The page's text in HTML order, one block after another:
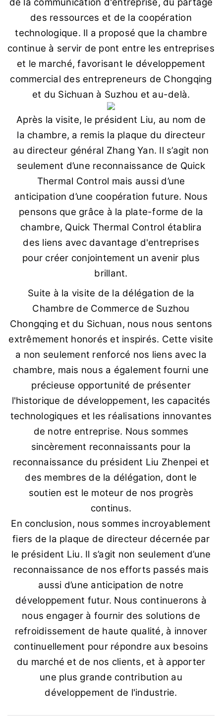
des ressources et de la coopération
technologique. Il a proposé que la chambre
continue à servir de pont entre les entreprises
et le marché, favorisant le développement
commercial des entrepreneurs de Chongqing
et du Sichuan à Suzhou et au-delà.
Après la visite, le président Liu, au nom de
la chambre, a remis la plaque du directeur
au directeur général Zhang Yan. Il s’agit non
seulement d’une reconnaissance de Quick
Thermal Control mais aussi d’une
anticipation d’une coopération future. Nous
pensons que grâce à la plate-forme de la
chambre, Quick Thermal Control établira
des liens avec davantage d'entreprises
pour créer conjointement un avenir plus
brillant.
Suite à la visite de la délégation de la
Chambre de Commerce de Suzhou
Chongqing et du Sichuan, nous nous sentons
extrêmement honorés et inspirés. Cette visite
a non seulement renforcé nos liens avec la
chambre, mais nous a également fourni une
précieuse opportunité de présenter
l'historique de développement, les capacités
technologiques et les réalisations innovantes
de notre entreprise. Nous sommes
sincèrement reconnaissants pour la
reconnaissance du président Liu Zhenpei et
des membres de la délégation, dont le
soutien est le moteur de nos progrès
continus.
En conclusion, nous sommes incroyablement
fiers de la plaque de directeur décernée par
le président Liu. Il s’agit non seulement d’une
reconnaissance de nos efforts passés mais
aussi d’une anticipation de notre
développement futur. Nous continuerons à
nous engager à fournir des solutions de
refroidissement de haute qualité, à innover
continuellement pour répondre aux besoins
du marché et de nos clients, et à apporter
une plus grande contribution au
développement de l'industrie.